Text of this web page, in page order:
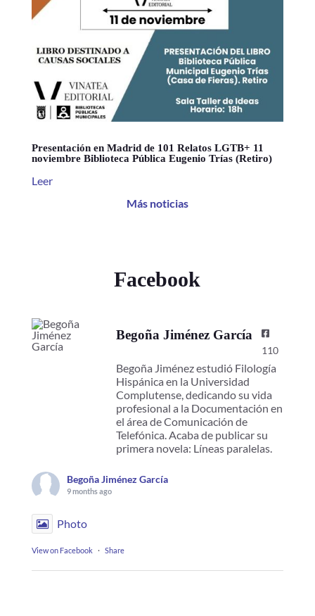
Presentación en Madrid de 101 Relatos LGTB+ 11
noviembre Biblioteca Pública Eugenio Trías (Retiro)
Leer
Más noticias
Facebook
Begoña Jiménez García
110
Begoña Jiménez estudió Filología
Hispánica en la Universidad
Complutense, dedicando su vida
profesional a la Documentación en
el área de Comunicación de
Telefónica. Acaba de publicar su
primera novela: Líneas paralelas.
Begoña Jiménez García
9 months ago
Photo
View on Facebook · Share